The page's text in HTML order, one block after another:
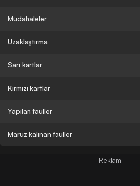
Müdahaleler
Uzaklaştırma
Sarı kartlar
Kırmızı kartlar
Yapılan fauller
Maruz kalınan fauller